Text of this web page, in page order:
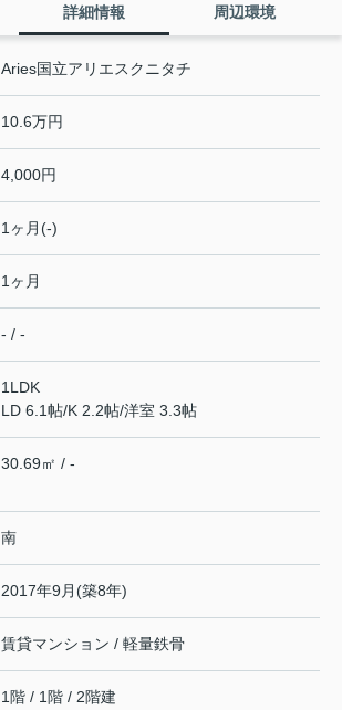
詳細情報 周辺環境
Aries国立アリエスクニタチ
10.6万円
4,000円
1ヶ月(-)
1ヶ月
- / -
1LDK
LD 6.1帖/K 2.2帖/洋室 3.3帖
30.69㎡ / -
南
2017年9月(築8年)
賃貸マンション / 軽量鉄骨
1階 / 1階 / 2階建